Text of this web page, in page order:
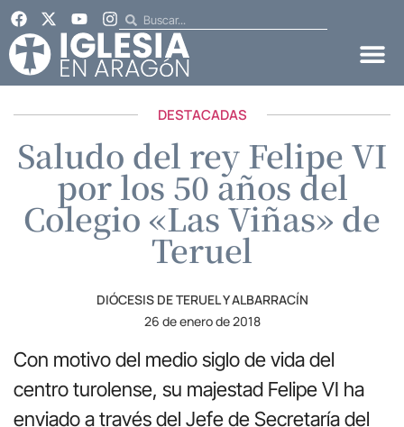
DESTACADAS
Saludo del rey Felipe VI
por los 50 años del
Colegio «Las Viñas» de
Teruel
DIÓCESIS DE TERUEL Y ALBARRACÍN
26 de enero de 2018
Con motivo del medio siglo de vida del
centro turolense, su majestad Felipe VI ha
enviado a través del Jefe de Secretaría del